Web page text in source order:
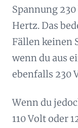
Spannung
Hertz. Das
Fällen keinen
wenn du aus
ebenfalls 230
Wenn du
110 Volt oder